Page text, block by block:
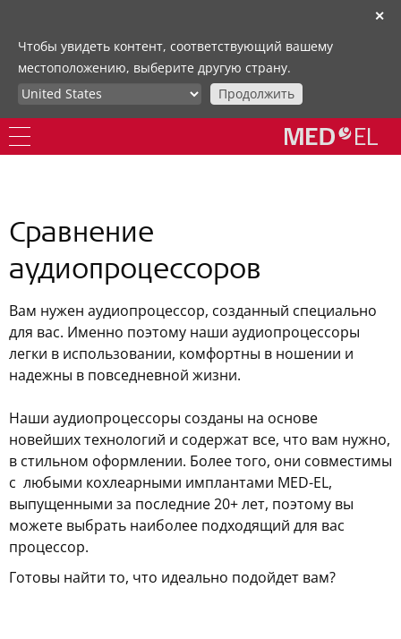
✕
Чтобы увидеть контент, соответствующий вашему
местоположению, выберите другую страну.
Продолжить
Сравнение
аудиопроцессоров
Вам нужен аудиопроцессор, созданный специально
для вас. Именно поэтому наши аудиопроцессоры
легки в использовании, комфортны в ношении и
надежны в повседневной жизни.
Наши аудиопроцессоры созданы на основе
новейших технологий и содержат все, что вам нужно,
в стильном оформлении. Более того, они совместимы
с любыми кохлеарными имплантами MED-EL,
выпущенными за последние 20+ лет, поэтому вы
можете выбрать наиболее подходящий для вас
процессор.
Готовы найти то, что идеально подойдет вам?